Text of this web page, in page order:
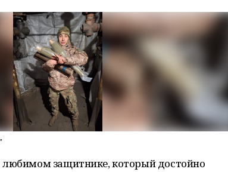
любимом защитнике, который достойно